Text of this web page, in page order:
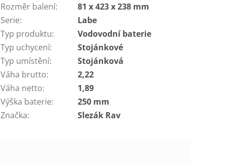
Rozměr balení:
81 x 423 x 238 mm
Serie:
Labe
Typ produktu:
Vodovodní baterie
Typ uchycení:
Stojánkové
Typ umístění:
Stojánková
Váha brutto:
2,22
Váha netto:
1,89
Výška baterie:
250 mm
Značka: Slezák Rav